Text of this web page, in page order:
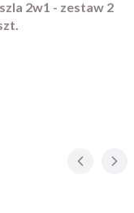
2w1 - zestaw 2